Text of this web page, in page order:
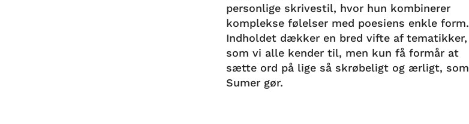
personlige skrivestil, hvor hun kombinerer
komplekse følelser med poesiens enkle form.
Indholdet dækker en bred vifte af tematikker,
som vi alle kender til, men kun få formår at
sætte ord på lige så skrøbeligt og ærligt, som
Sumer gør.